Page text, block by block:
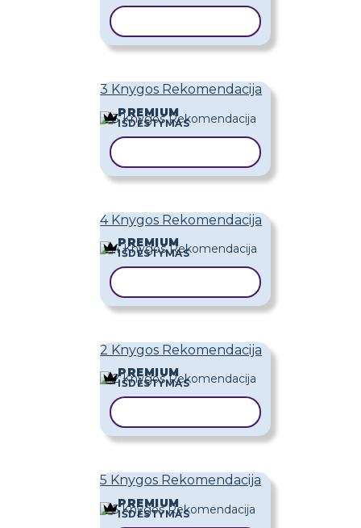
3 Knygos Rekomendacija
PREMIUM
IŠDĖSTYMAS
4 Knygos Rekomendacija
PREMIUM
IŠDĖSTYMAS
2 Knygos Rekomendacija
PREMIUM
IŠDĖSTYMAS
5 Knygos Rekomendacija
PREMIUM
IŠDĖSTYMAS